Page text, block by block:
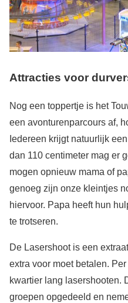
Attracties voor
Nog een toppertje is het
een avonturenparcours af,
Iedereen krijgt natuurlijk
dan 110 centimeter mag er
mogen opnieuw mama of
genoeg zijn onze kleintjes
hiervoor. Papa heeft hun
te trotseren.
De Lasershoot is een
extra voor moet betalen.
kwartier lang lasershooten.
groepen opgedeeld en